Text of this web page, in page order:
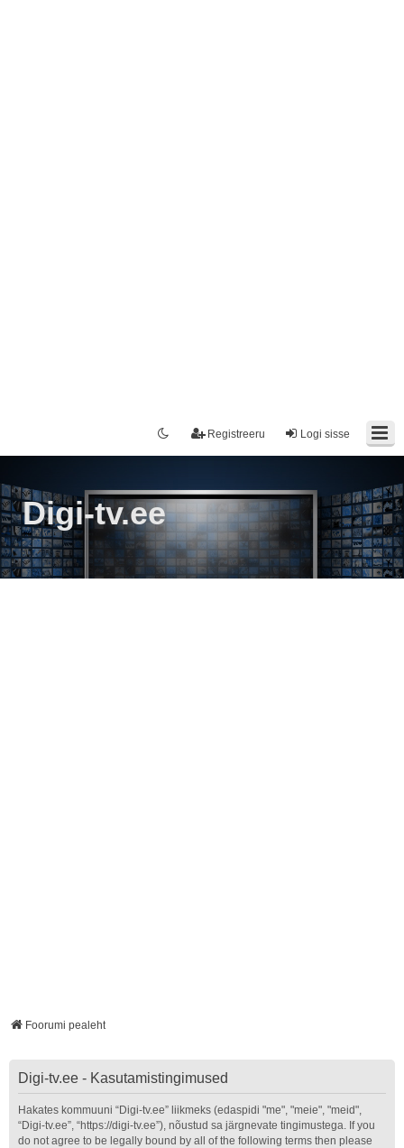
Logi sisse
Registreeru
Digi-tv.ee
Foorumi pealeht
Digi-tv.ee - Kasutamistingimused
Hakates kommuuni “Digi-tv.ee” liikmeks (edaspidi "me", "meie", "meid",
“Digi-tv.ee”, “https://digi-tv.ee”), nõustud sa järgnevate tingimustega. If you
do not agree to be legally bound by all of the following terms then please